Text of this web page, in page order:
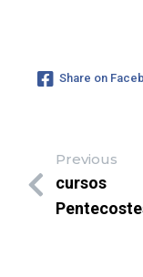
Share on
Previous
cursos